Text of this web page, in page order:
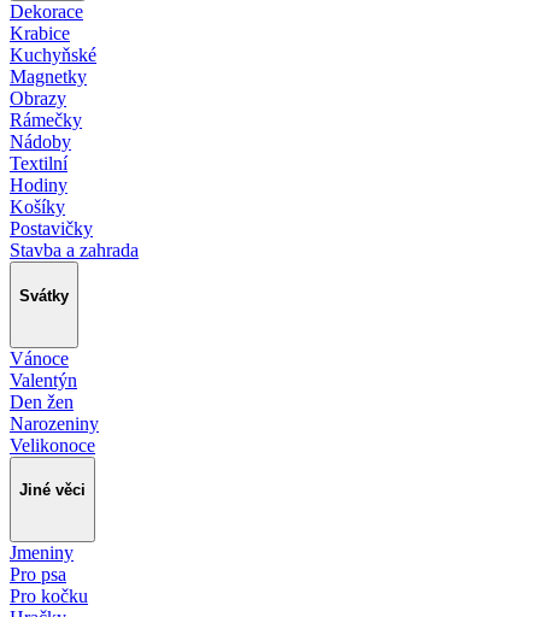
Dekorace
Krabice
Kuchyňské
Magnetky
Obrazy
Rámečky
Nádoby
Textilní
Hodiny
Košíky
Postavičky
Stavba a zahrada
Svátky
Vánoce
Valentýn
Den žen
Narozeniny
Velikonoce
Jiné věci
Jmeniny
Pro psa
Pro kočku